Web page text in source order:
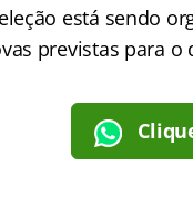
está sendo
previstas para o